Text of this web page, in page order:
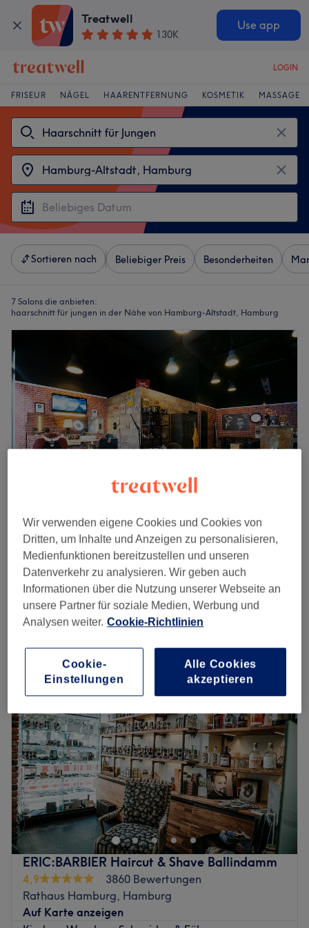
Treatwell
130K
Use app
LOGIN
FRISEUR NÄGEL HAARENTFERNUNG KOSMETIK MASSAGE
Sortieren nach Beliebiger Preis Besonderheiten
7 Salons die anbieten:
haarschnitt für jungen in der Nähe von Hamburg-Altstadt, Hamburg
Gentlemen’s Barbier
4,8
4375 Bewertungen
HafenCity, Hamburg
Auf Karte anzeigen
Kinderhaarschnitt
20 Min.
32 €
Schnellansicht Saloninfos
Montag
Dienstag
09:00–20:00
Mittwoch
09:00–20:00
Freitag
09:00–20:00
Samstag
09:00–19:00
Sonntag
Geschlossen
Zurück zur Salonansicht
ERIC:BARBIER Haircut & Shave Ballindamm
4,9
3860 Bewertungen
Rathaus Hamburg, Hamburg
Auf Karte anzeigen
Wir verwenden eigene Cookies und Cookies von
Dritten, um Inhalte und Anzeigen zu personalisieren,
Medienfunktionen bereitzustellen und unseren
Datenverkehr zu analysieren. Wir geben auch
Informationen über die Nutzung unserer Webseite an
unsere Partner für soziale Medien, Werbung und
Analysen weiter. Cookie-Richtlinien
Cookie-
Einstellungen
Alle Cookies
akzeptieren